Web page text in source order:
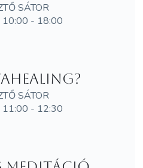
SÁTOR
- 18:00
SÁTOR
- 12:30